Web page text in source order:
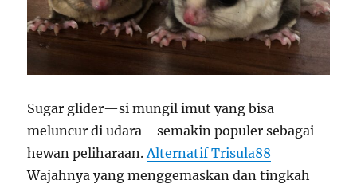
Sugar glider—si mungil imut yang bisa
meluncur di udara—semakin populer sebagai
hewan peliharaan.Alternatif Trisula88
Wajahnya yang menggemaskan dan tingkah